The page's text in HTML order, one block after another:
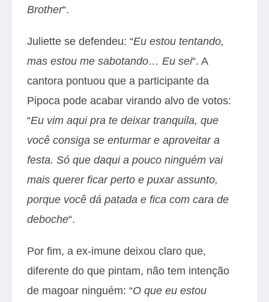
Brother“.
Juliette se defendeu: “Eu estou tentando,
mas estou me sabotando… Eu sei“. A
cantora pontuou que a participante da
Pipoca pode acabar virando alvo de votos:
“Eu vim aqui pra te deixar tranquila, que
você consiga se enturmar e aproveitar a
festa. Só que daqui a pouco ninguém vai
mais querer ficar perto e puxar assunto,
porque você dá patada e fica com cara de
deboche“.
Por fim, a ex-imune deixou claro que,
diferente do que pintam, não tem intenção
de magoar ninguém: “O que eu estou